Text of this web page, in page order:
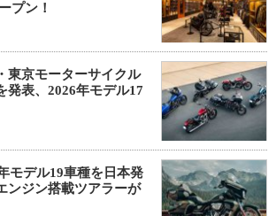
プン！
東京モーターサイクル
発表、2026年モデル17
モデル19車種を日本発
ンジン搭載ツアラーが